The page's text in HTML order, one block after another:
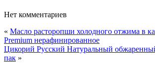
Нет комментариев
« Масло расторопши холодного отжима в
Premium нерафинированное
Цикорий Русский Натуральный
пак »